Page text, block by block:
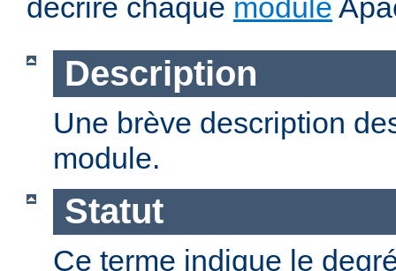
décrire chaque module
Description
Une brève description
module.
Statut
Ce terme indique le